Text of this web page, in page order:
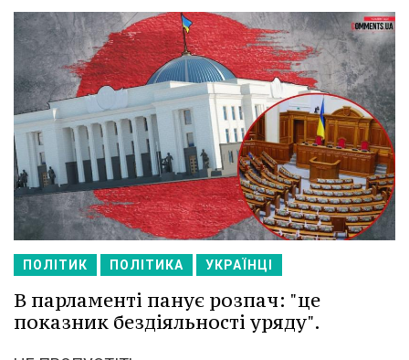
ПОЛІТИК ПОЛІТИКА УКРАЇНЦІ
В парламенті панує розпач: "це
показник бездіяльності уряду".